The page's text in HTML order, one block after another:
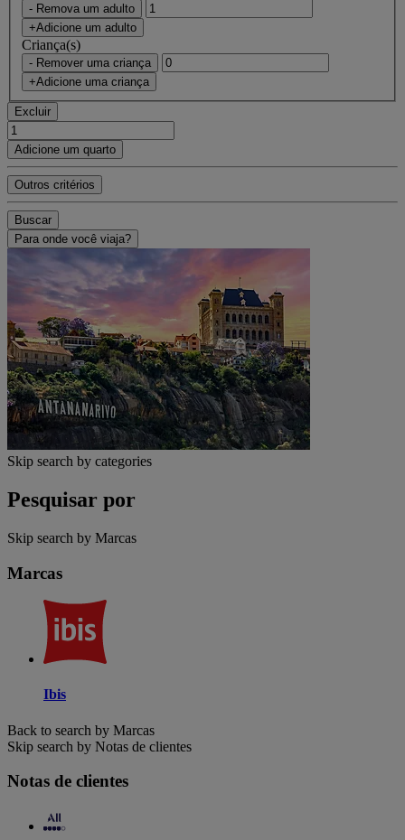
- Remova um adulto
+Adicione um adulto
Criança(s)
- Remover uma criança
+Adicione uma criança
Excluir
Adicione um quarto
Outros critérios
Buscar
Para onde você viaja?
Skip search by categories
Pesquisar por
Skip search by Marcas
Marcas
Ibis
Back to search by Marcas
Skip search by Notas de clientes
Notas de clientes